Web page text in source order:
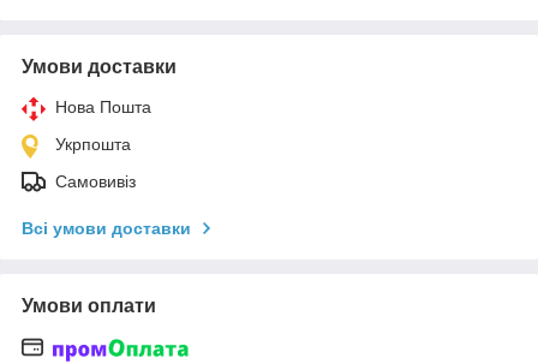
Умови доставки
Нова Пошта
Укрпошта
Самовивіз
Всі умови доставки
Умови оплати